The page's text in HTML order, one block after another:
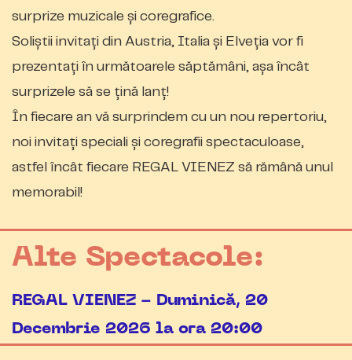
surprize muzicale și coregrafice.
Soliștii invitați din Austria, Italia și Elveția vor fi
prezentați în următoarele săptămâni, așa încât
surprizele să se țină lanț!
În fiecare an vă surprindem cu un nou repertoriu,
noi invitați speciali și coregrafii spectaculoase,
astfel încât fiecare REGAL VIENEZ să rămână unul
memorabil!
Alte Spectacole:
REGAL VIENEZ - Duminică, 20
Decembrie 2026 la ora 20:00